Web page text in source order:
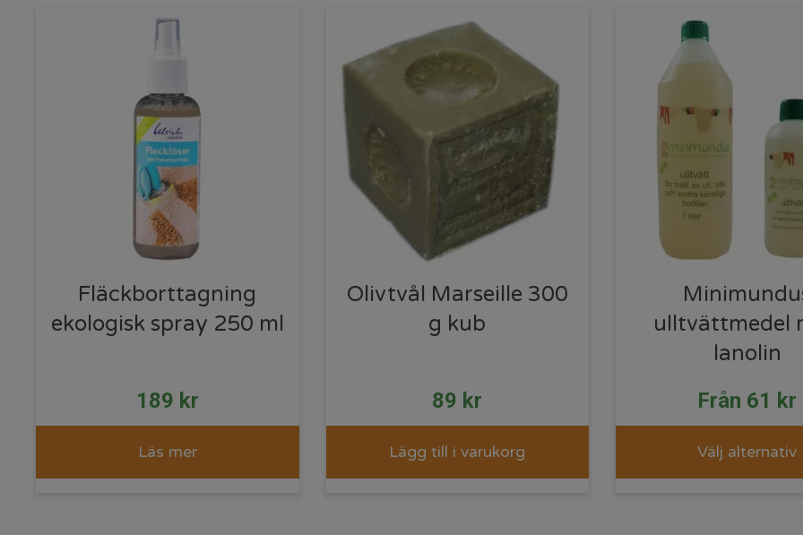
Fläckborttagning
ekologisk spray 250 ml
189 kr
Läs mer
Olivtvål Marseille 300
g kub
89 kr
Lägg till i varukorg
ulltvättmedel
lanolin
Från 61 kr
Välj alternativ